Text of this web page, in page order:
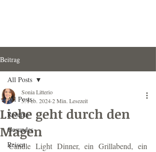
Beitrag
All Posts
Rezepte
Gesundes
Reisen
All Posts
Liebe geht durch den
Magen
Sonia Litterio
5. Feb. 20242 Min. Lesezeit
Candle Light Dinner, ein Grillabend, ein